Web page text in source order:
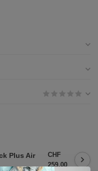
Plus Air
CHF
259,00